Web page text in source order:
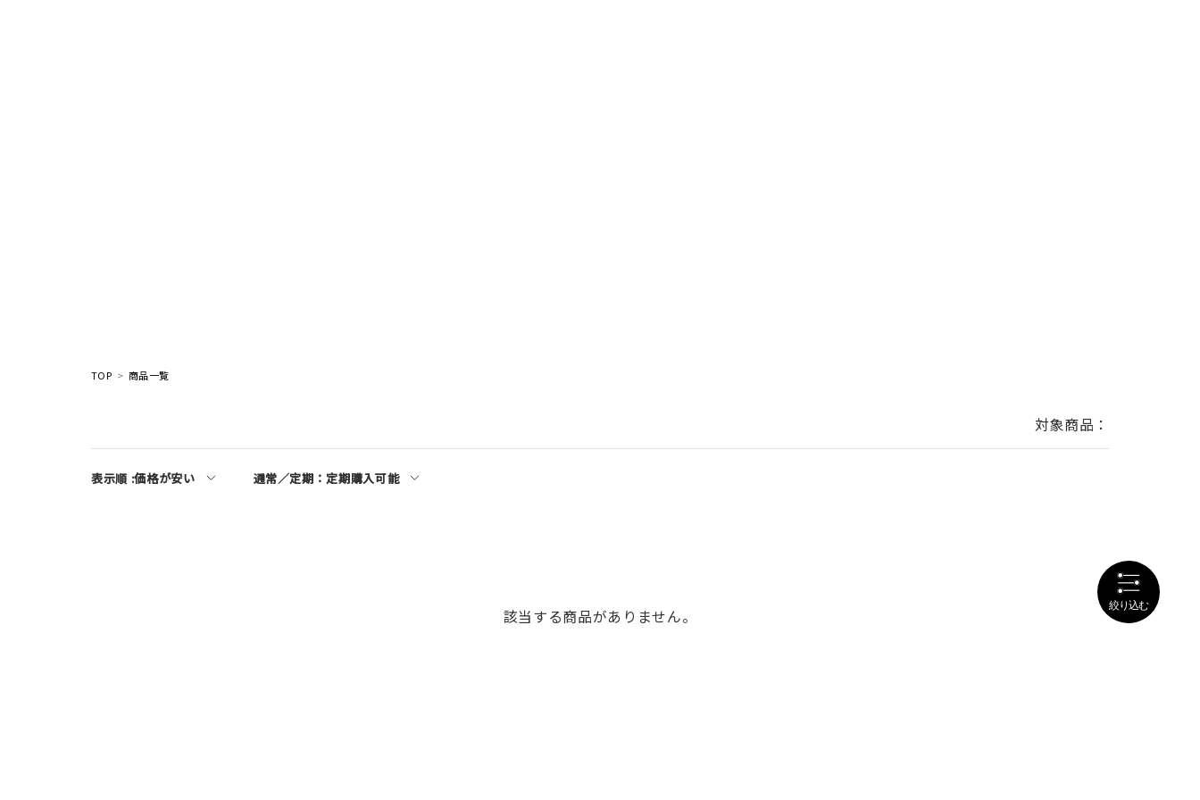
TOP 商品一覧
対象商品：
表示順 :価格が安い 通常／定期：定期購入可能
該当する商品がありません。